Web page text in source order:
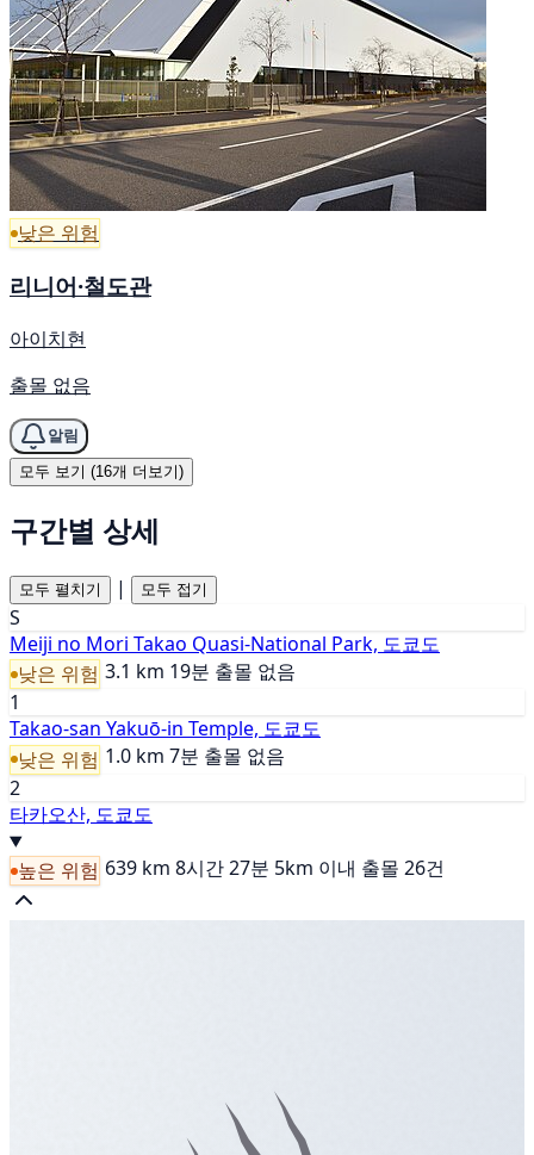
낮은 위험
리니어·철도관
아이치현
출몰 없음
알림
모두 보기 (16개 더보기)
구간별 상세
모두 펼치기 | 모두 접기
S
Meiji no Mori Takao Quasi-National Park, 도쿄도
낮은 위험 3.1 km 19분 출몰 없음
1
Takao-san Yakuō-in Temple, 도쿄도
낮은 위험 1.0 km 7분 출몰 없음
2
타카오산, 도쿄도
높은 위험 639 km 8시간 27분 5km 이내 출몰 26건